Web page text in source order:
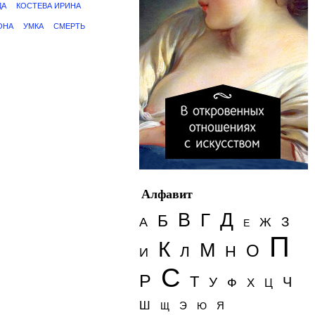
КОСТЕВА ИРИНА
УМКА СМЕРТЬ
Алфавит
А
Б В Г Д Е Ж З
И К Л М Н О П
Р С Т У Ф Х Ц Ч
Ш Щ Э Ю Я